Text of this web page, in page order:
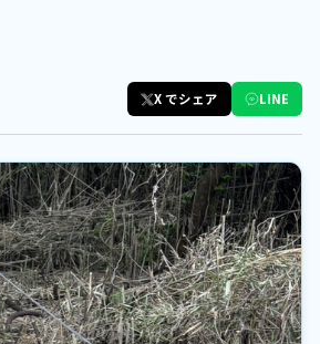
X でシェア LINE